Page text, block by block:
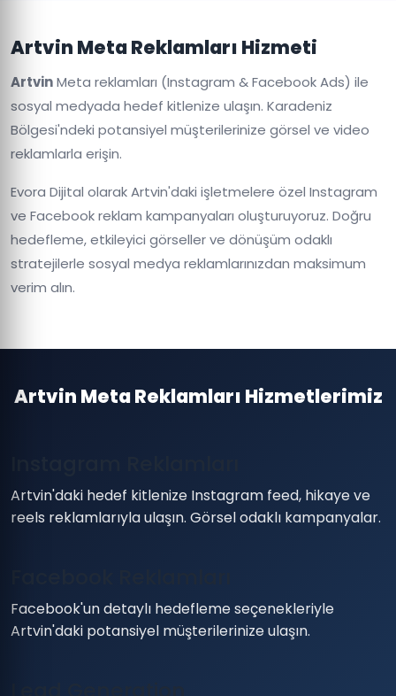
Artvin Meta Reklamları Hizmeti
ArtvinMeta reklamları (Instagram & Facebook Ads) ile
sosyal medyada hedef kitlenize ulaşın. Karadeniz
Bölgesi'ndeki potansiyel müşterilerinize görsel ve video
reklamlarla erişin.
Evora Dijital olarak Artvin'daki işletmelere özel Instagram
ve Facebook reklam kampanyaları oluşturuyoruz. Doğru
hedefleme, etkileyici görseller ve dönüşüm odaklı
stratejilerle sosyal medya reklamlarınızdan maksimum
verim alın.
Artvin Meta Reklamları Hizmetlerimiz
Artvin'daki hedef kitlenize Instagram feed, hikaye ve
reels reklamlarıyla ulaşın. Görsel odaklı kampanyalar.
Facebook'un detaylı hedefleme seçenekleriyle
Artvin'daki potansiyel müşterilerinize ulaşın.